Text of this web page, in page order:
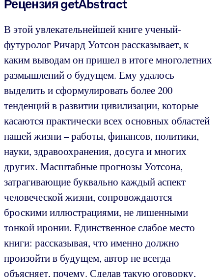
Рецензия getAbstract
В этой увлекательнейшей книге ученый-
футуролог Ричард Уотсон рассказывает, к
каким выводам он пришел в итоге многолетних
размышлений о будущем. Ему удалось
выделить и сформулировать более 200
тенденций в развитии цивилизации, которые
касаются практически всех основных областей
нашей жизни – работы, финансов, политики,
науки, здравоохранения, досуга и многих
других. Масштабные прогнозы Уотсона,
затрагивающие буквально каждый аспект
человеческой жизни, сопровождаются
броскими иллюстрациями, не лишенными
тонкой иронии. Единственное слабое место
книги: рассказывая, что именно должно
произойти в будущем, автор не всегда
объясняет, почему. Сделав такую оговорку,